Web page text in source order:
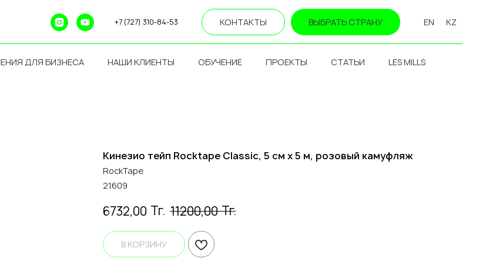
+7 (727) 310-84-53 КОНТАКТЫ ВЫБРАТЬ СТРАНУ EN KZ
ДЛЯ БИЗНЕСА НАШИ КЛИЕНТЫ ОБУЧЕНИЕ ПРОЕКТЫ СТАТЬИ LES MILLS
Кинезио тейп Rocktape Classic, 5 см х 5 м, розовый камуфляж
RockTape
21609
6732,00 Тг. 11200,00 Тг.
В КОРЗИНУ